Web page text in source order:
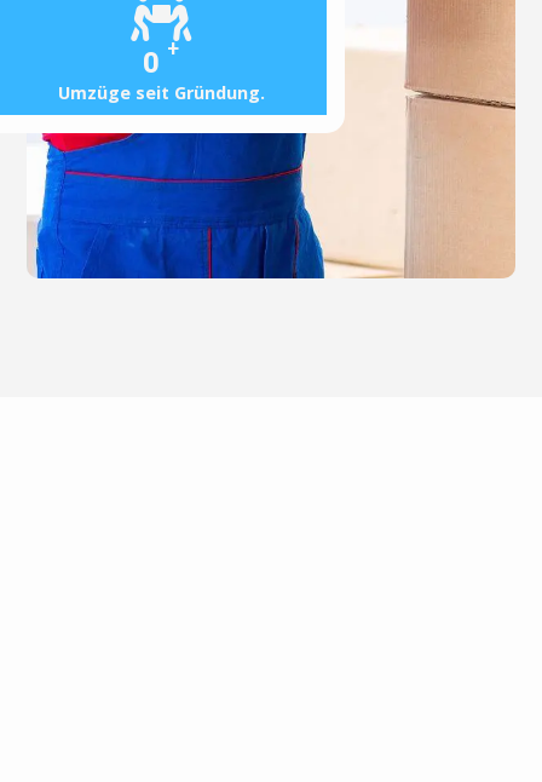
0 +
Umzüge seit Gründung.